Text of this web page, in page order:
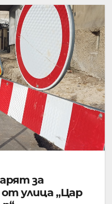
за
улица „Цар